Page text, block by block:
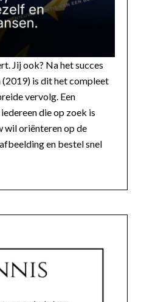
Jij ook? Na het succes
is dit het compleet
vervolg. Een
die op zoek is
wil oriënteren op de
en bestel snel